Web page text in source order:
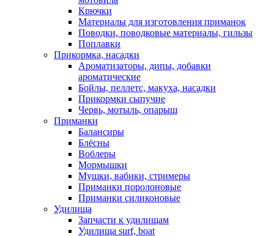
Крючки
Материалы для изготовления приманок
Поводки, поводковые материалы, гильзы
Поплавки
Прикормка, насадки
Ароматизаторы, дипы, добавки
ароматические
Бойлы, пеллетс, макуха, насадки
Прикормки сыпучие
Червь, мотыль, опарыш
Приманки
Балансиры
Блёсны
Воблеры
Мормышки
Мушки, вабики, стримеры
Приманки поролоновые
Приманки силиконовые
Удилища
Запчасти к удилищам
Удилища surf, boat